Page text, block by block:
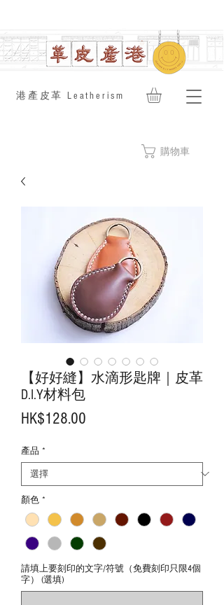
​港產皮革 Leatherism
購物車
【好好縫】水滴形匙牌｜皮革
D.I.Y材料包
HK$128.00
產品 *
顏色 *
請填上要刻印的文字/符號（免費刻印只限4個
字） (選填)